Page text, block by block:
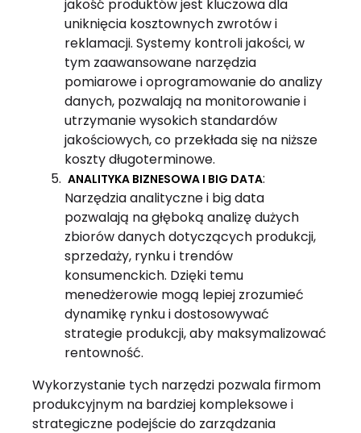
jakość produktów jest kluczowa dla
uniknięcia kosztownych zwrotów i
reklamacji. Systemy kontroli jakości, w
tym zaawansowane narzędzia
pomiarowe i oprogramowanie do analizy
danych, pozwalają na monitorowanie i
utrzymanie wysokich standardów
jakościowych, co przekłada się na niższe
koszty długoterminowe.
ANALITYKA BIZNESOWA I BIG DATA:
Narzędzia analityczne i big data
pozwalają na głęboką analizę dużych
zbiorów danych dotyczących produkcji,
sprzedaży, rynku i trendów
konsumenckich. Dzięki temu
menedżerowie mogą lepiej zrozumieć
dynamikę rynku i dostosowywać
strategie produkcji, aby maksymalizować
rentowność.
Wykorzystanie tych narzędzi pozwala firmom
produkcyjnym na bardziej kompleksowe i
strategiczne podejście do zarządzania